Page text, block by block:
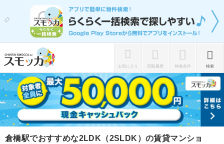
お気に入り 閲覧履歴 検索条件 検索
倉橋駅でおすすめな2LDK（2SLDK）の賃貸マンショ